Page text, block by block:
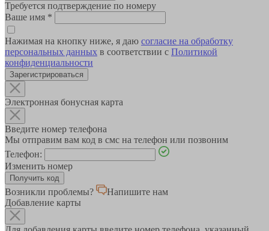
Требуется подтверждение по номеру
Ваше имя *
Нажимая на кнопку ниже, я даю согласие на обработку
персональных данных в соответствии с Политикой
конфиденциальности
Зарегистрироваться
Электронная бонусная карта
Введите номер телефона
Мы отправим вам код в смс на телефон или позвоним
Телефон:
Изменить номер
Возникли проблемы?
Напишите нам
Добавление карты